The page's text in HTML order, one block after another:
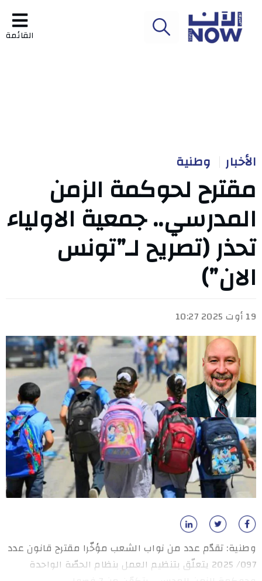
القائمة
الأخبار وطنية
مقترح لحوكمة الزمن
المدرسي.. جمعية الاولياء
تحذر (تصريح لـ”تونس
الان”)
19 أوت 2025 10:27
وطنية: تقدّم عدد من نواب الشعب مؤخّرا مقترح قانون عدد
097/ 2025 يتعلّق بتنظيم العمل بنظام الحصّة الواحدة